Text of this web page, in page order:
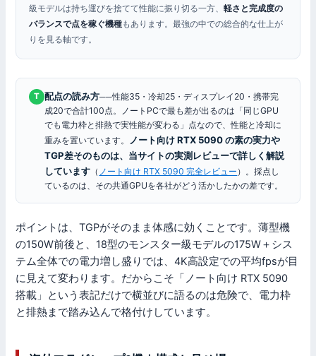
級モデルは持ち運びを捨てて性能に振り切る一方、軽さと完成度の
バランスで点を稼ぐ機種もあります。最強の中での総合的な仕上が
りを見る軸です。
T 配点の読み方──性能35・冷却25・ディスプレイ20・携帯完
成20で合計100点。ノートPCで最も差が出るのは「同じGPU
でも電力枠と排熱で実性能が変わる」点なので、性能と冷却に
重みを置いています。
ノート向け RTX 5090 の素の実力や
TGP差そのものは、当サイトの実測レビューで詳しく解説
しています （ ノート向け RTX 5090 完全レビュー ）。採点し
ているのは、その共通GPUを各社がどう活かしたかの差です。
ポイントは、TGPがそのまま体感に効くことです。薄型機
の150W前後と、18型のモンスター級モデルの175W＋シス
テム全体での電力増し盛りでは、4K高設定での平均fpsが目
に見えて変わります。だからこそ「ノート向け RTX 5090
搭載」という表記だけで横並びに語るのは危険で、電力枠
と排熱まで踏み込んで格付けしています。